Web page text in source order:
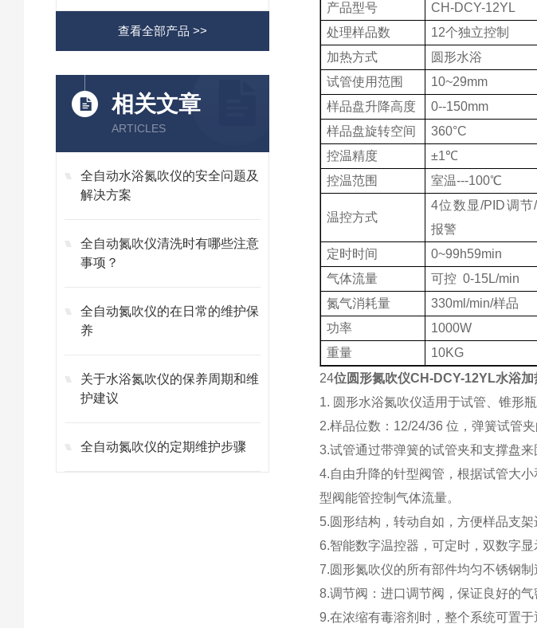
查看全部产品 >>
相关文章
ARTICLES
全自动水浴氮吹仪的安全问题及
解决方案
全自动氮吹仪清洗时有哪些注意
事项？
全自动氮吹仪的在日常的维护保
养
关于水浴氮吹仪的保养周期和维
护建议
全自动氮吹仪的定期维护步骤
产品型号
CH-DCY-12YL
处理样品数
12个独立控制
加热方式
圆形水浴
试管使用范围
10~29mm
样品盘升降高度
0--150mm
样品盘旋转空间
360°C
控温精度
±1℃
控温范围
室温---100℃
温控方式
4位数显/PID调节
报警
定时时间
0~99h59min
气体流量
可控 0-15L/min
氮气消耗量
330ml/min/样品
功率
1000W
重量
10KG
24位圆形氮吹仪CH-DCY-12YL水浴加
1. 圆形水浴氮吹仪适用于试管、锥形
2.样品位数：12/24/36 位，弹簧试管
3.试管通过带弹簧的试管夹和支撑盘
4.自由升降的针型阀管，根据试管大
型阀能管控制气体流量。
5.圆形结构，转动自如，方便样品支架
6.智能数字温控器，可定时，双数字
7.圆形氮吹仪的所有部件均匀不锈钢制
8.调节阀：进口调节阀，保证良好的气
9.在浓缩有毒溶剂时，整个系统可置于